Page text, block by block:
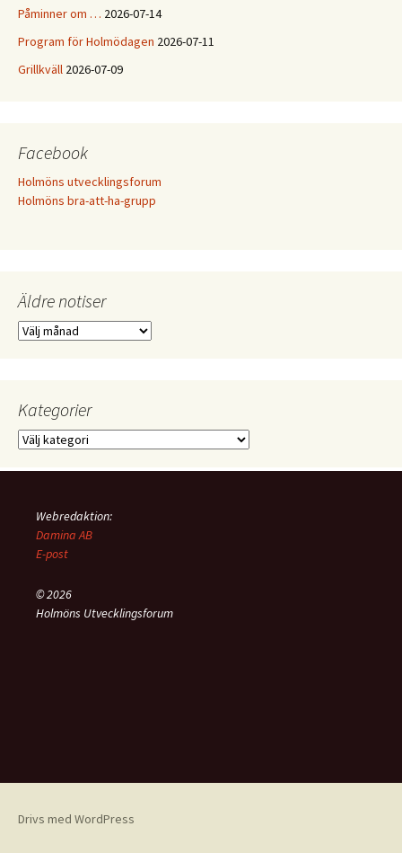
Påminner om … 2026-07-14
Program för Holmödagen 2026-07-11
Grillkväll 2026-07-09
Facebook
Holmöns utvecklingsforum
Holmöns bra-att-ha-grupp
Äldre notiser
Äldre
Kategorier
Kategorier
Webredaktion:
Damina AB
E-post
© 2026
Holmöns Utvecklingsforum
Drivs med WordPress